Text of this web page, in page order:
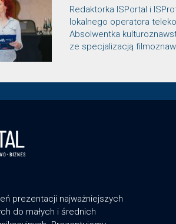
Redaktorka ISPortal i
lokalnego operatora
Absolwentka
ze specjalizacją
prezentacji najważniejszych
do małych i średnich